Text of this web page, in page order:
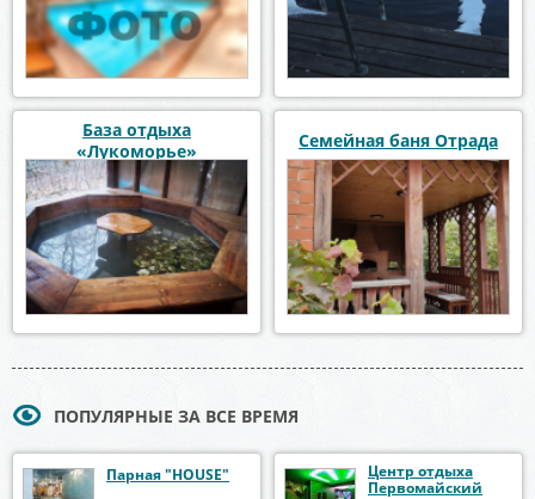
База отдыха
«Лукоморье»
Семейная баня Отрада
ПОПУЛЯРНЫЕ ЗА ВСЕ ВРЕМЯ
Парная "HOUSE"
Центр отдыха
Первомайский